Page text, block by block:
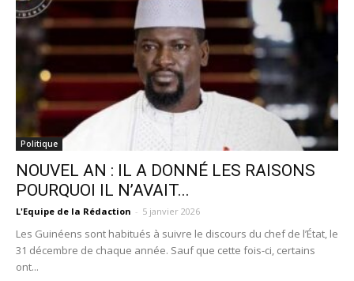
Politique
NOUVEL AN : IL A DONNÉ LES RAISONS
POURQUOI IL N’AVAIT...
L'Equipe de la Rédaction - 5 janvier 2026
Les Guinéens sont habitués à suivre le discours du chef de l’État, le
31 décembre de chaque année. Sauf que cette fois-ci, certains
ont...